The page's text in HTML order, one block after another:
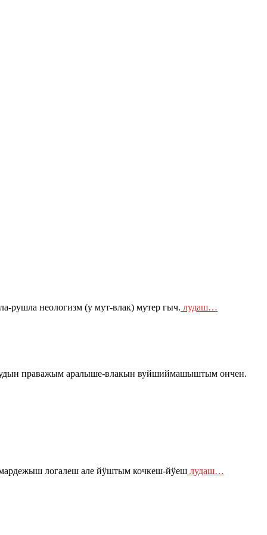
рушла неологизм (у мут-влак) мутер гыч. лудаш…
праважым аралыше-влакын вуйшиймашыштым ончен.
логалеш але йӱштым кочкеш-йӱеш лудаш…